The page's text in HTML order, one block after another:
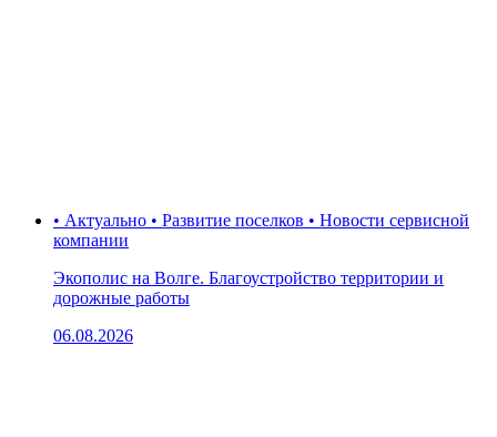
• Актуально • Развитие поселков • Новости сервисной
компании
Экополис на Волге. Благоустройство территории и
дорожные работы
06.08.2026